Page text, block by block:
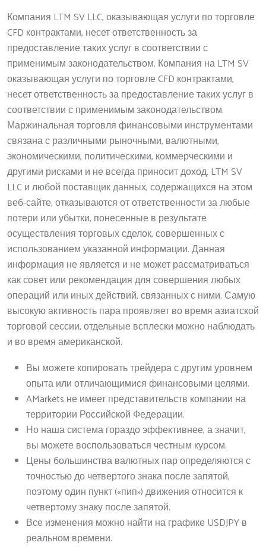
Компания LTM SV LLC, оказывающая услуги по торговле
CFD контрактами, несет ответственность за
предоставление таких услуг в соответствии с
применимым законодательством. Компания на LTM SV
оказывающая услуги по торговле CFD контрактами,
несет ответственность за предоставление таких услуг в
соответствии с применимым законодательством.
Маржинальная торговля финансовыми инструментами
связана с различными рыночными, валютными,
экономическими, политическими, коммерческими и
другими рисками и не всегда приносит доход. LTM SV
LLC и любой поставщик данных, содержащихся на этом
веб-сайте, отказываются от ответственности за любые
потери или убытки, понесенные в результате
осуществления торговых сделок, совершенных с
использованием указанной информации. Данная
информация не является и не может рассматриваться
как совет или рекомендация для совершения любых
операций или иных действий, связанных с ними. Самую
высокую активность пара проявляет во время азиатской
торговой сессии, отдельные всплески можно наблюдать
и во время американской.
Вы можете копировать трейдера с другим уровнем
опыта или отличающимися финансовыми целями.
AMarkets не имеет представительств компании на
территории Российской Федерации.
Но наша система гораздо эффективнее, а значит,
вы можете воспользоваться честным курсом.
Цены большинства валютных пар определяются с
точностью до четвертого знака после запятой,
поэтому один пункт («пип») движения относится к
четвертому знаку после запятой.
Все изменения можно найти на графике USDJPY в
реальном времени.